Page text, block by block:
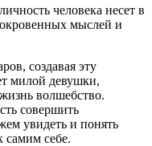
человека несет в
мыслей и
создавая эту
милой девушки,
волшебство.
совершить
увидеть и понять
самим себе.